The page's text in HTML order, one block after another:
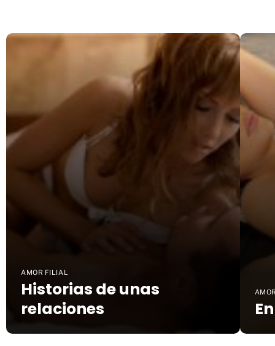
AMOR FILIAL
Historias de unas
relaciones